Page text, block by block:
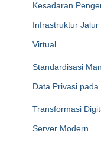
Kesadaran
Infrastruktur
Virtual
Standardisasi
Data Privasi
Transformasi
Server Modern